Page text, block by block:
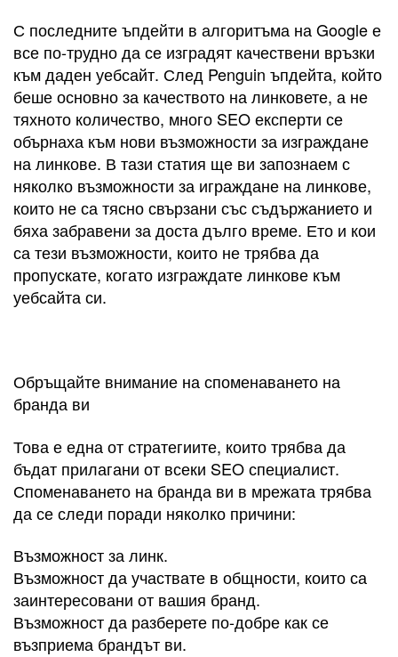
С последните ъпдейти в алгоритъма на Google е
все по-трудно да се изградят качествени връзки
към даден уебсайт. След Penguin ъпдейта, който
беше основно за качеството на линковете, а не
тяхното количество, много SEO експерти се
обърнаха към нови възможности за изграждане
на линкове. В тази статия ще ви запознаем с
няколко възможности за играждане на линкове,
които не са тясно свързани със съдържанието и
бяха забравени за доста дълго време. Ето и кои
са тези възможности, които не трябва да
пропускате, когато изграждате линкове към
уебсайта си.
Обръщайте внимание на споменаването на
бранда ви
Това е една от стратегиите, които трябва да
бъдат прилагани от всеки SEO специалист.
Споменаването на бранда ви в мрежата трябва
да се следи поради няколко причини:
Възможност за линк.
Възможност да участвате в общности, които са
заинтересовани от вашия бранд.
Възможност да разберете по-добре как се
възприема брандът ви.